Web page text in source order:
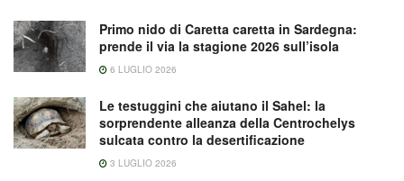
Primo nido di Caretta caretta in Sardegna:
prende il via la stagione 2026 sull’isola
6 LUGLIO 2026
Le testuggini che aiutano il Sahel: la
sorprendente alleanza della Centrochelys
sulcata contro la desertificazione
3 LUGLIO 2026